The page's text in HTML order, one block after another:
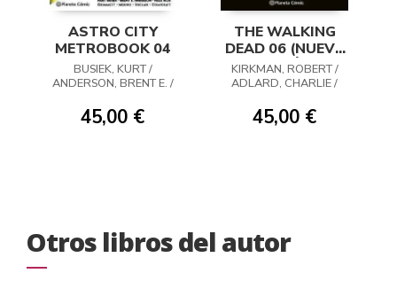
ASTRO CITY
METROBOOK 04
BUSIEK, KURT /
ANDERSON, BRENT E. /
/ MERINO / SINCLAIR /
COMICRAFT
45,00 €
THE WALKING
DEAD 06 (NUEVA
EDICIÓN)
KIRKMAN, ROBERT /
ADLARD, CHARLIE /
45,00 €
Otros libros del autor